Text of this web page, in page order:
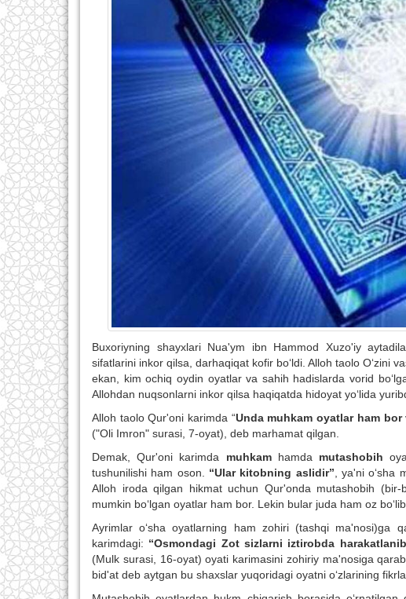
Buxoriyning shayxlari Nua'ym ibn Hammod Xuzo'iy
sifatlarini inkor qilsa, darhaqiqat kofir bo‘ldi. Alloh taolo O‘zini
ekan, kim ochiq oydin oyatlar va sahih hadislarda vorid
Allohdan nuqsonlarni inkor qilsa haqiqatda hidoyat yo‘lida
Alloh taolo Qur'oni karimda “Unda muhkam oyatlar ham
("Oli Imron" surasi, 7-oyat), deb marhamat qilgan.
Demak, Qur'oni karimda muhkamhamda mutashobih
tushunilishi ham oson. “Ular kitobning aslidir”, ya'ni o‘sha
Alloh iroda qilgan hikmat uchun Qur'onda mutashobih
mumkin bo‘lgan oyatlar ham bor. Lekin bular juda ham oz
Ayrimlar o‘sha oyatlarning ham zohiri (tashqi ma'nosi)ga
karimdagi: “Osmondagi Zot sizlarni iztirobda
(Mulk surasi, 16-oyat) oyati karimasini zohiriy ma'nosiga
bid'at deb aytgan bu shaxslar yuqoridagi oyatni o‘zlarining